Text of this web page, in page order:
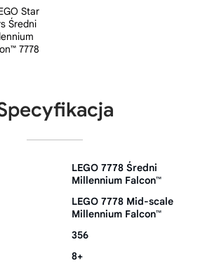
LEGO 7778 Średni
Millennium Falcon™
LEGO 7778 Mid-scale
Millennium Falcon™
356
8+